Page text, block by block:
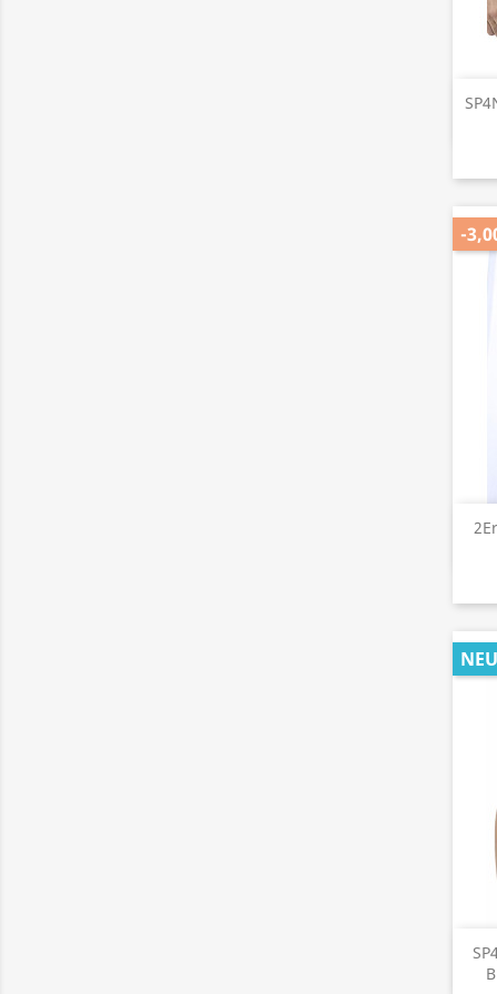
-
NEU